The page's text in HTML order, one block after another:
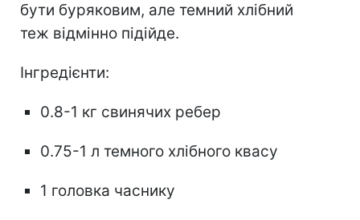
бути буряковим, але темний хлібний
теж відмінно підійде.
Інгредієнти:
0.8-1 кг свинячих ребер
0.75-1 л темного хлібного квасу
1 головка часнику